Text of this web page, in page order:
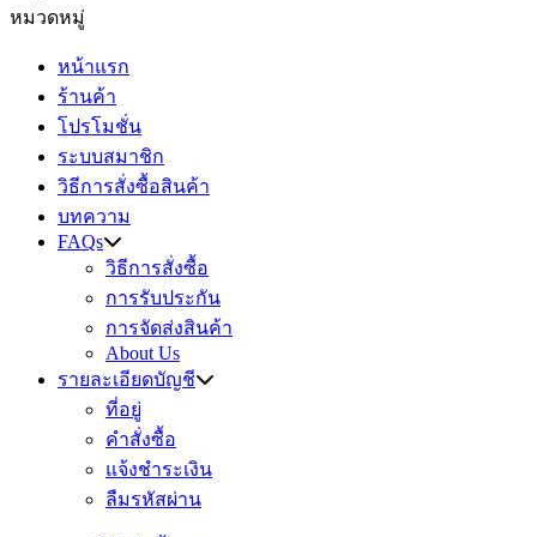
หมวดหมู่
หน้าแรก
ร้านค้า
โปรโมชั่น
ระบบสมาชิก
วิธีการสั่งซื้อสินค้า
บทความ
FAQs
วิธีการสั่งซื้อ
การรับประกัน
การจัดส่งสินค้า
About Us
รายละเอียดบัญชี
ที่อยู่
คำสั่งซื้อ
แจ้งชำระเงิน
ลืมรหัสผ่าน